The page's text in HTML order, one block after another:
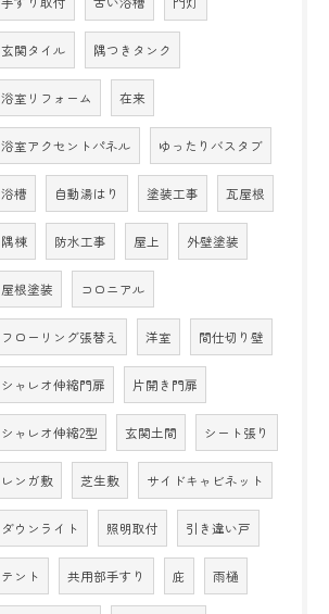
玄関タイル 隅つきタンク
浴室リフォーム 在来
浴室アクセントパネル ゆったりバスタブ
浴槽 自動湯はり 塗装工事 瓦屋根
隅棟 防水工事 屋上 外壁塗装
屋根塗装 コロニアル
フローリング張替え 洋室 間仕切り壁
シャレオ伸縮門扉 片開き門扉
シャレオ伸縮2型 玄関土間 シート張り
レンガ敷 芝生敷 サイドキャビネット
ダウンライト 照明取付 引き違い戸
テント 共用部手すり 庇 雨樋